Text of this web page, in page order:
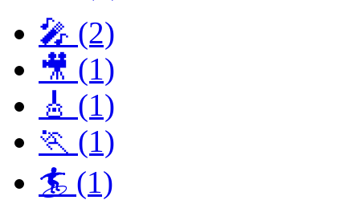
🎤 (2)
🎥 (1)
🎸 (1)
🏃 (1)
🏄 (1)